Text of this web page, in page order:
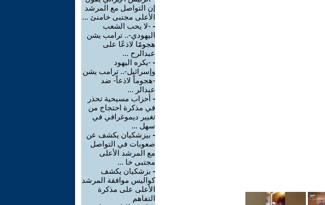
إن التواصل مع المرشد
الأعلى مجتبى خامنئ ...
- -لا يحب الشعب
اليهودي-.. ترامب يشن
هجومًا لاذعًا على
عبدالرح ...
- -يكره اليهود
وإسرائيل-.. ترامب يشن
-هجوماً لاذعاً- ضد
عبدالر ...
- أحزاب مسيحية تحذر
في مذكرة احتجاج من
تغيير ديموغرافي في
سهل ...
- بيزشكيان يكشف عن
صعوبات في التواصل
مع المرشد الأعلى
مجتبى خا ...
- بزشكيان يكشف
كواليس موافقة المرشد
الأعلى على مذكرة
التفاهم